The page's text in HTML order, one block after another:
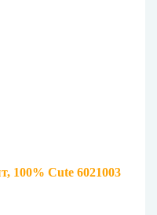
100% Cute 6021003